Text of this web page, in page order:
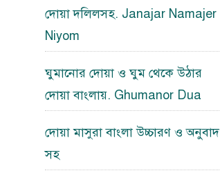
দোয়া দলিলসহ. Janajar Namajer
Niyom
ঘুমানোর দোয়া ও ঘুম থেকে উঠার
দোয়া বাংলায়. Ghumanor Dua
দোয়া মাসুরা বাংলা উচ্চারণ ও অনুবাদ
সহ